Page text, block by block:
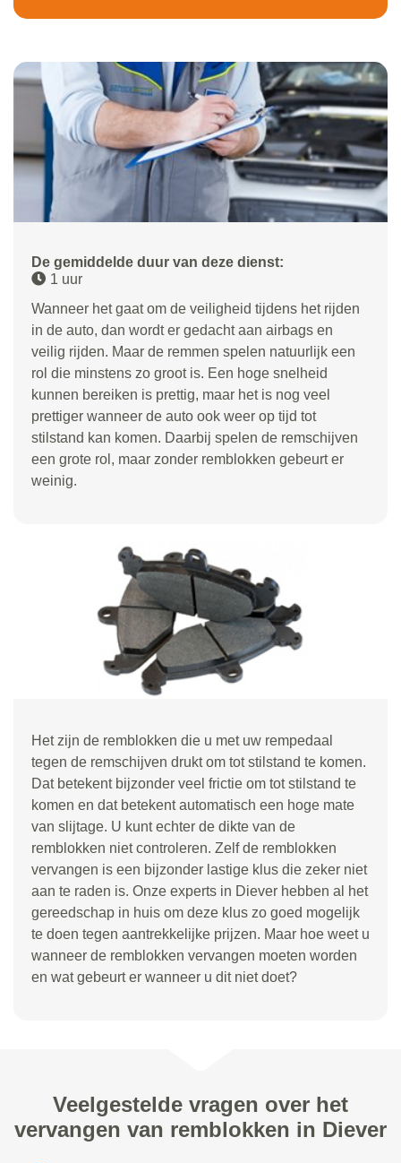
De gemiddelde duur van deze dienst:
1 uur
Wanneer het gaat om de veiligheid tijdens het rijden
in de auto, dan wordt er gedacht aan airbags en
veilig rijden. Maar de remmen spelen natuurlijk een
rol die minstens zo groot is. Een hoge snelheid
kunnen bereiken is prettig, maar het is nog veel
prettiger wanneer de auto ook weer op tijd tot
stilstand kan komen. Daarbij spelen de remschijven
een grote rol, maar zonder remblokken gebeurt er
weinig.
Het zijn de remblokken die u met uw rempedaal
tegen de remschijven drukt om tot stilstand te komen.
Dat betekent bijzonder veel frictie om tot stilstand te
komen en dat betekent automatisch een hoge mate
van slijtage. U kunt echter de dikte van de
remblokken niet controleren. Zelf de remblokken
vervangen is een bijzonder lastige klus die zeker niet
aan te raden is. Onze experts in Diever hebben al het
gereedschap in huis om deze klus zo goed mogelijk
te doen tegen aantrekkelijke prijzen. Maar hoe weet u
wanneer de remblokken vervangen moeten worden
en wat gebeurt er wanneer u dit niet doet?
Veelgestelde vragen over het
vervangen van remblokken in Diever